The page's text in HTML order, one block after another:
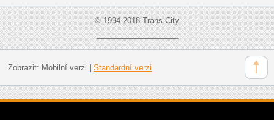
© 1994-2018 Trans City
___________________
Zobrazit: Mobilní verzi Standardní verzi